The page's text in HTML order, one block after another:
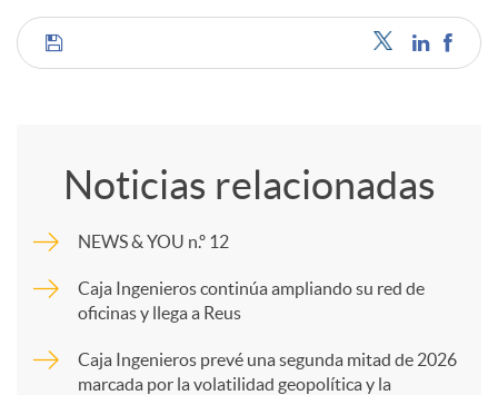
C
p
a
Noticias relacionadas
NEWS & YOU n.º 12
Caja Ingenieros continúa ampliando su red de
oficinas y llega a Reus
Caja Ingenieros prevé una segunda mitad de 2026
marcada por la volatilidad geopolítica y la